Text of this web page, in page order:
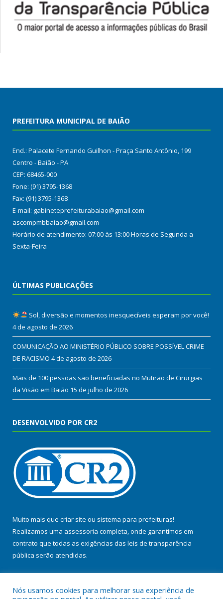
PREFEITURA MUNICIPAL DE BAIÃO
End.: Palacete Fernando Guilhon - Praça Santo Antônio, 199
Centro - Baião - PA
CEP: 68465-000
Fone: (91) 3795-1368
Fax: (91) 3795-1368
E-mail: gabineteprefeiturabaiao@gmail.com
ascompmbbaiao@gmail.com
Horário de atendimento: 07:00 às 13:00 Horas de Segunda a
Sexta-Feira
ÚLTIMAS PUBLICAÇÕES
Sol, diversão e momentos inesquecíveis esperam por você!
4 de agosto de 2026
COMUNICAÇÃO AO MINISTÉRIO PÚBLICO SOBRE POSSÍVEL CRIME
DE RACISMO 4 de agosto de 2026
Mais de 100 pessoas são beneficiadas no Mutirão de Cirurgias
da Visão em Baião 15 de julho de 2026
DESENVOLVIDO POR CR2
Muito mais que criar site ou sistema para prefeituras!
Realizamos uma assessoria completa, onde garantimos em
contrato que todas as exigências das leis de transparência
pública serão atendidas.
Nós usamos cookies para melhorar sua experiência de